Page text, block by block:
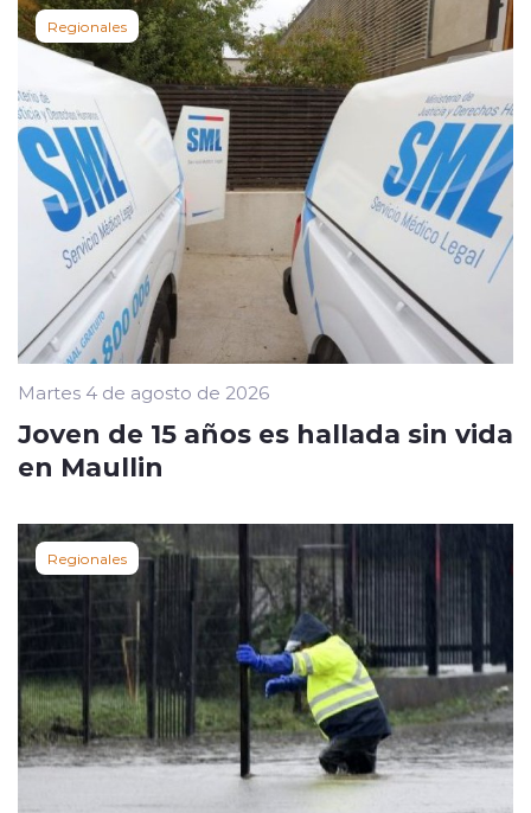
Regionales
Martes 4 de agosto de 2026
Joven de 15 años es hallada sin vida
en Maullin
Regionales